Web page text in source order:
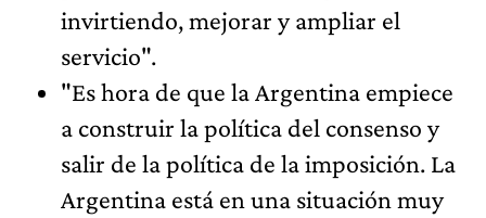
invirtiendo, mejorar y ampliar el
servicio".
"Es hora de que la Argentina empiece
a construir la política del consenso y
salir de la política de la imposición. La
Argentina está en una situación muy